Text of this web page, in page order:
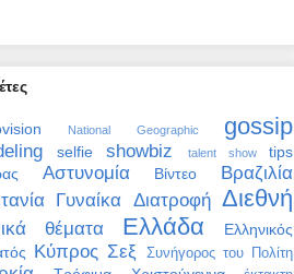
National Geographic gossip
selfie showbiz talent show
tips
Αστυνομία Βίντεο
Βραζιλία
Γυναίκα Διατροφή Διεθνή
θέματα Ελλάδα
Ελληνικός
Κύπρος Σεξ Συνήγορος του Πολίτη